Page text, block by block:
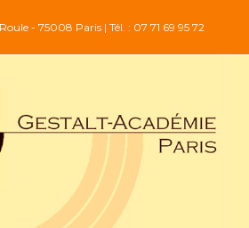
- 75008 Paris | Tél. : 07 71 69 95 72